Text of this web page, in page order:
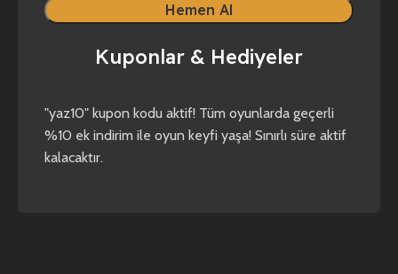
Hemen Al
Kuponlar & Hediyeler
"yaz10" kupon kodu aktif! Tüm oyunlarda geçerli
%10 ek indirim ile oyun keyfi yaşa! Sınırlı süre aktif
kalacaktır.